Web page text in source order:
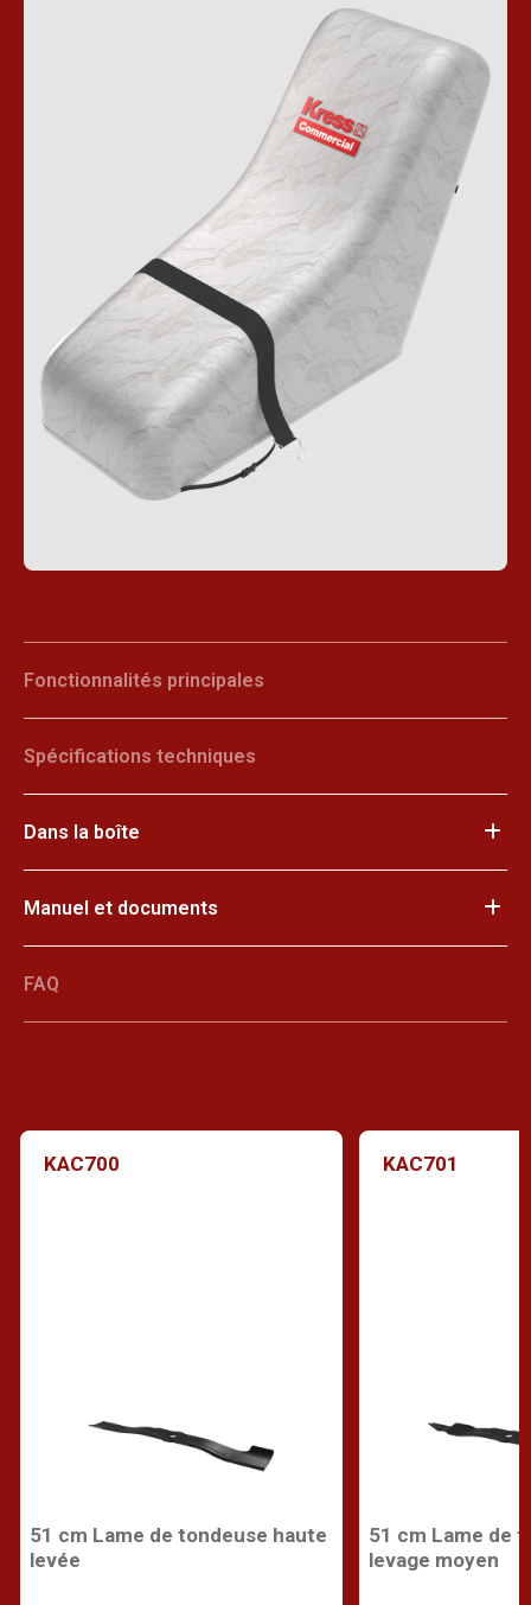
Fonctionnalités principales
Spécifications techniques
Dans la boîte
Manuel et documents
FAQ
KAC700
51 cm Lame de tondeuse haute
levée
KAC701
51 cm Lame de
levage moyen